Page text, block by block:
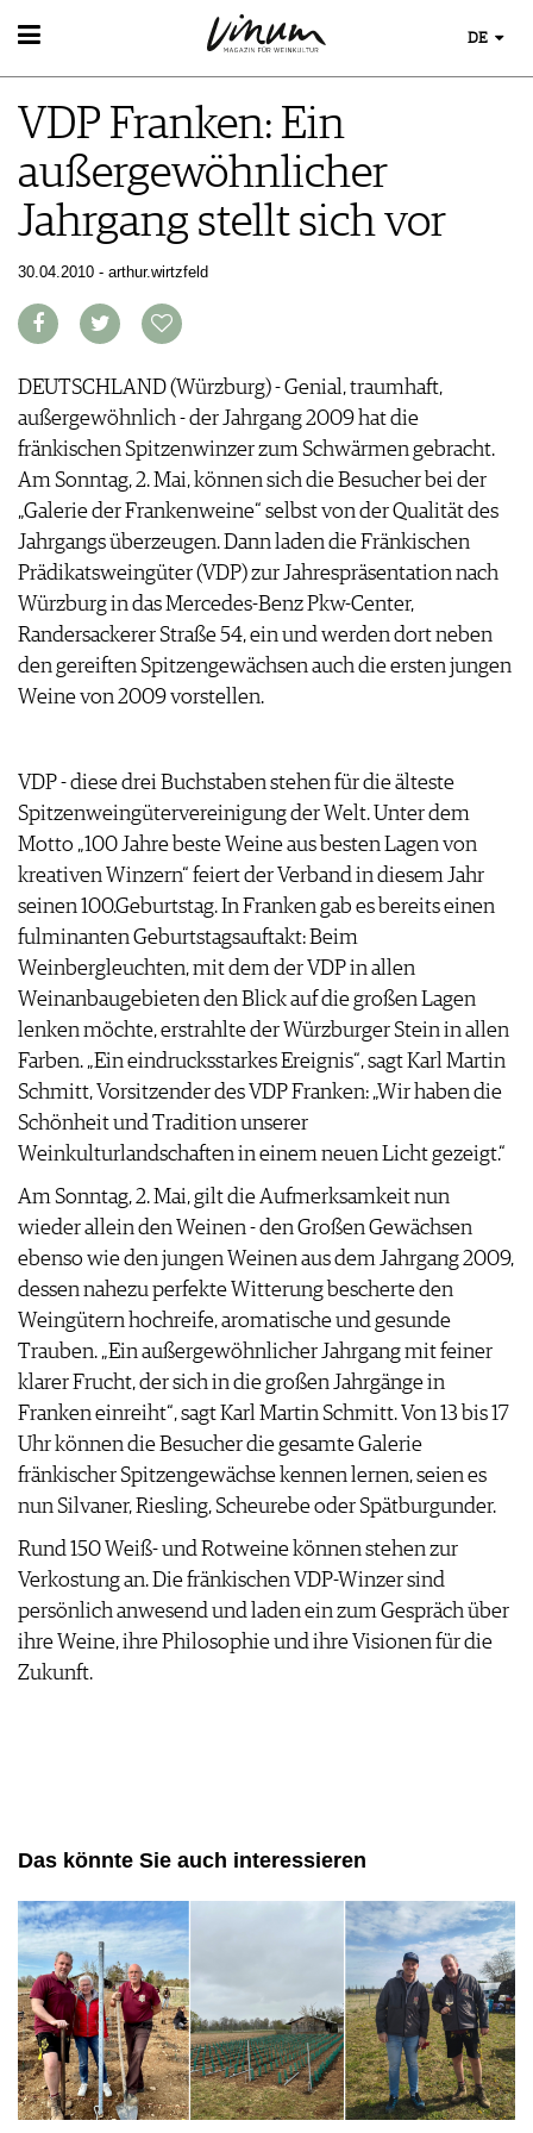
WEIN
WEINSUCHE
GUIDE WEINGÜTER
WINETRADECLUB
WEINE DES MONATS
TRINKREIFETABELLE
CLUB LES DOMAINES
WEINWISSEN
WEINREGIONEN
WEINLEXIKON
WEINGESCHICHTE
TIPPS & TRICKS
NEWS
EVENTS
EVENTKALENDER
AWARDS
EVENT-BILDER
ESSEN & TRINKEN
FOOD PAIRING TIPPS
FOOD PAIRING TABELLE
KULINARIK
HOTSPOTS
WEINREISEN
REPORTAGEN
WINEGUIDES
KLARTEXT
EXTRAS
AUSGABE
ARCHIV
VORTEILSWELT
MEDIATHEK
APPS
BILDSTRECKEN
NEWS
WEINWIRTSCHAFT
WEINSZENE
PORTRAITS
VINOPHILES
ARCHIV
ANMELDEN
AWARDS
TRINKREIFETABELLE
ABO
WEINSUCHE
NEWSLETTER
WINE TRADE CLUB
REDAKTION
JOBS
WERBUNG
PRESSE
IMPRESSUM
AGB & DATENSCHUTZ
FAQ
DE
VDP Franken: Ein
außergewöhnlicher
Jahrgang stellt sich vor
30.04.2010 - arthur.wirtzfeld
DEUTSCHLAND (Würzburg) - Genial, traumhaft,
außergewöhnlich - der Jahrgang 2009 hat die
fränkischen Spitzenwinzer zum Schwärmen gebracht.
Am Sonntag, 2. Mai, können sich die Besucher bei der
„Galerie der Frankenweine“ selbst von der Qualität des
Jahrgangs überzeugen. Dann laden die Fränkischen
Prädikatsweingüter (VDP) zur Jahrespräsentation nach
Würzburg in das Mercedes-Benz Pkw-Center,
Randersackerer Straße 54, ein und werden dort neben
den gereiften Spitzengewächsen auch die ersten jungen
Weine von 2009 vorstellen.
VDP - diese drei Buchstaben stehen für die älteste
Spitzenweingütervereinigung der Welt. Unter dem
Motto „100 Jahre beste Weine aus besten Lagen von
kreativen Winzern“ feiert der Verband in diesem Jahr
seinen 100.Geburtstag. In Franken gab es bereits einen
fulminanten Geburtstagsauftakt: Beim
Weinbergleuchten, mit dem der VDP in allen
Weinanbaugebieten den Blick auf die großen Lagen
lenken möchte, erstrahlte der Würzburger Stein in allen
Farben. „Ein eindrucksstarkes Ereignis“, sagt Karl Martin
Schmitt, Vorsitzender des VDP Franken: „Wir haben die
Schönheit und Tradition unserer
Weinkulturlandschaften in einem neuen Licht gezeigt.“
Am Sonntag, 2. Mai, gilt die Aufmerksamkeit nun
wieder allein den Weinen - den Großen Gewächsen
ebenso wie den jungen Weinen aus dem Jahrgang 2009,
dessen nahezu perfekte Witterung bescherte den
Weingütern hochreife, aromatische und gesunde
Trauben. „Ein außergewöhnlicher Jahrgang mit feiner
klarer Frucht, der sich in die großen Jahrgänge in
Franken einreiht“, sagt Karl Martin Schmitt. Von 13 bis 17
Uhr können die Besucher die gesamte Galerie
fränkischer Spitzengewächse kennen lernen, seien es
nun Silvaner, Riesling, Scheurebe oder Spätburgunder.
Rund 150 Weiß- und Rotweine können stehen zur
Verkostung an. Die fränkischen VDP-Winzer sind
persönlich anwesend und laden ein zum Gespräch über
ihre Weine, ihre Philosophie und ihre Visionen für die
Zukunft.
Das könnte Sie auch interessieren